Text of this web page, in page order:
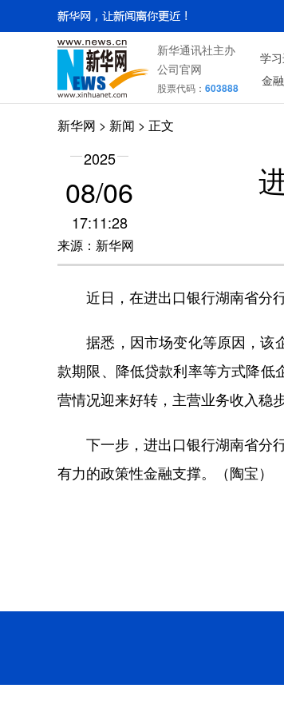
新华通讯社主办
公司官网
股票代码： 603888
学
金融
新华网 > 新闻 > 正文
2025
08/06
17:11:28
来源：新华网
近日，在进出口银行湖南省分行
据悉，因市场变化等原因，该企
款期限、降低贷款利率等方式降低
营情况迎来好转，主营业务收入稳步
下一步，进出口银行湖南省分行
有力的政策性金融支撑。（陶宝）